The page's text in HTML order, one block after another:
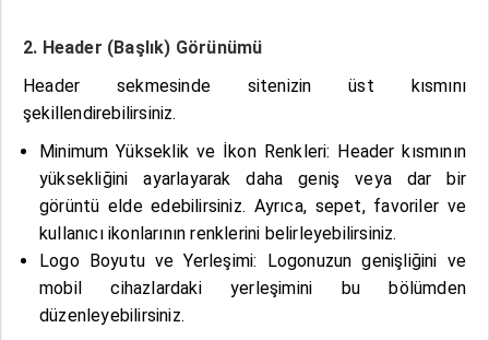
2. Header (Başlık) Görünümü
Header sekmesinde sitenizin üst kısmını
şekillendirebilirsiniz.
Minimum Yükseklik ve İkon Renkleri: Header kısmının
yüksekliğini ayarlayarak daha geniş veya dar bir
görüntü elde edebilirsiniz. Ayrıca, sepet, favoriler ve
kullanıcı ikonlarının renklerini belirleyebilirsiniz.
Logo Boyutu ve Yerleşimi: Logonuzun genişliğini ve
mobil cihazlardaki yerleşimini bu bölümden
düzenleyebilirsiniz.